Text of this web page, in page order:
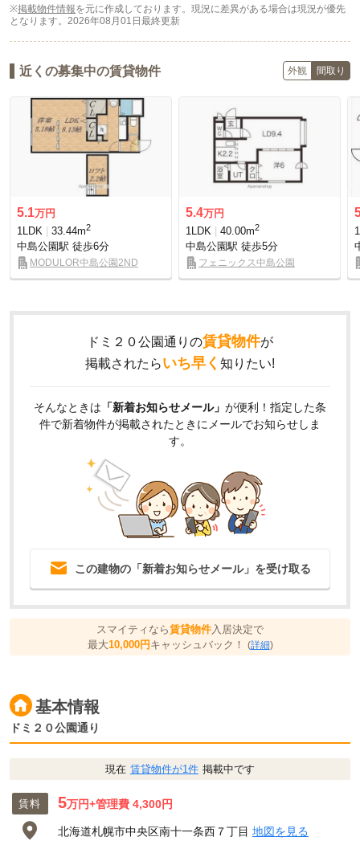
※掲載物件情報を元に作成しております。現況に差異がある場合は現況が優先
となります。 2026年08月01日最終更新
近くの募集中の賃貸物件 外観 間取り
5.1万円
1LDK
33.44m2
中島公園駅 徒歩6分
MODULOR中島公園2ND
5.4万円
1LDK
40.00m2
中島公園駅 徒歩5分
フェニックス中島公園
ドミ２０公園通りの賃貸物件が
掲載されたらいち早く 知りたい!
そんなときは 「新着お知らせメール」 が便利！指定した条
件で新着物件が掲載されたときにメールでお知らせしま
す。
この建物の「新着お知らせメール」を受け取る
スマイティなら賃貸物件 入居決定で
最大10,000円キャッシュバック！ (詳細)
基本情報
ドミ２０公園通り
現在 賃貸物件が1件 掲載中です
賃料 5万円+管理費 4,300円
北海道札幌市中央区南十一条西７丁目 地図を見る